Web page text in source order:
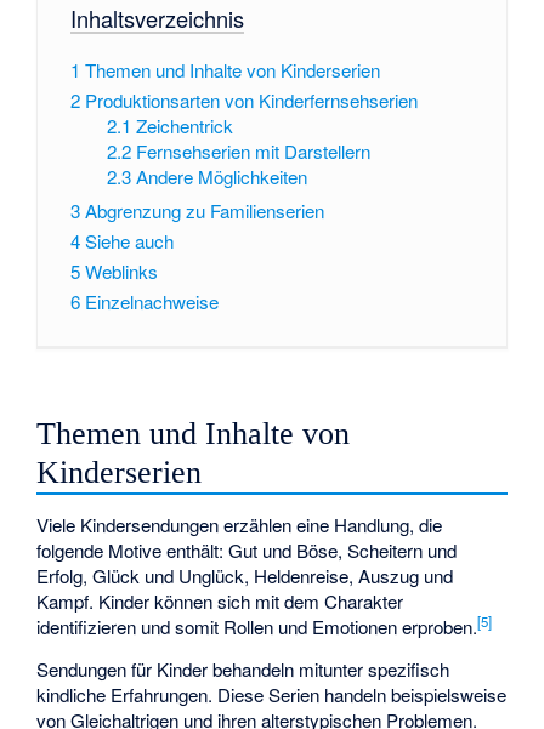
Inhaltsverzeichnis
1 Themen und Inhalte von Kinderserien
2 Produktionsarten von Kinderfernsehserien
2.1 Zeichentrick
2.2 Fernsehserien mit Darstellern
2.3 Andere Möglichkeiten
3Abgrenzung zu Familienserien
4Siehe auch
5Weblinks
6 Einzelnachweise
Themen und Inhalte von
Kinderserien
Viele Kindersendungen erzählen eine Handlung, die
folgende Motive enthält: Gut und Böse, Scheitern und
Erfolg, Glück und Unglück, Heldenreise, Auszug und
Kampf. Kinder können sich mit dem Charakter
identifizieren und somit Rollen und Emotionen erproben.[5]
Sendungen für Kinder behandeln mitunter spezifisch
kindliche Erfahrungen. Diese Serien handeln beispielsweise
von Gleichaltrigen und ihren alterstypischen Problemen.